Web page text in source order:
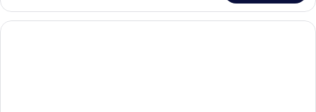
Chambre